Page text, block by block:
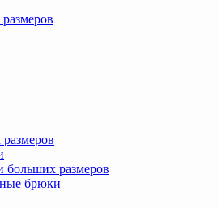
размеров
брюки